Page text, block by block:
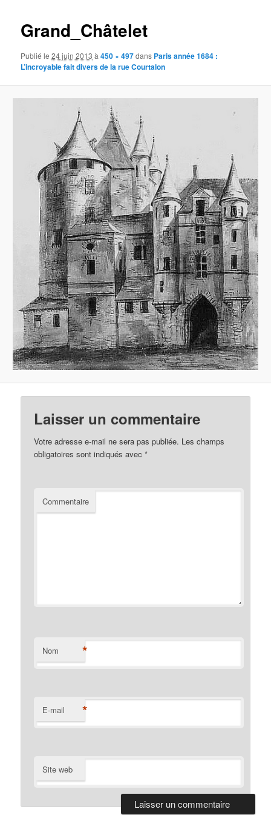
Grand_Châtelet
Publié le24 juin 2013 à450 × 497dans Paris année 1684 :
L’incroyable fait divers de la rue Courtalon
Laisser un commentaire
Votre adresse e-mail ne sera pas publiée. Les champs
obligatoires sont indiqués avec*
Commentaire
Nom *
E-mail *
Site web